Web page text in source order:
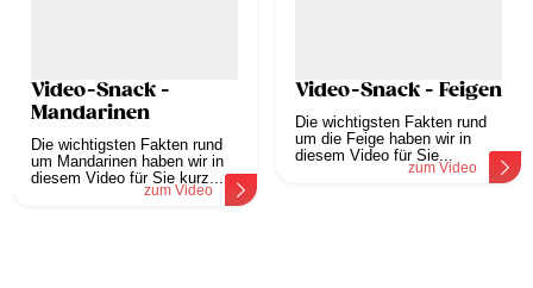
Video-Snack -
Mandarinen
Die wichtigsten Fakten rund
um Mandarinen haben wir in
diesem Video für Sie kurz...
zum Video
Video-Snack - Feigen
Die wichtigsten Fakten rund
um die Feige haben wir in
diesem Video für Sie...
zum Video